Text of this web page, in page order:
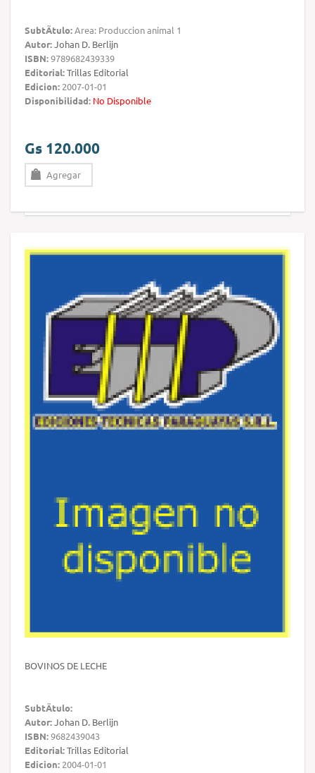
SubtÃ­tulo:Area: Produccion animal 1
Autor:Johan D. Berlijn
ISBN:9789682439339
Editorial:Trillas Editorial
Edicion: 2007-01-01
Disponibilidad: No Disponible
Gs 120.000
Agregar
BOVINOS DE LECHE
SubtÃ­tulo:
Autor:Johan D. Berlijn
ISBN:9682439043
Editorial:Trillas Editorial
Edicion: 2004-01-01